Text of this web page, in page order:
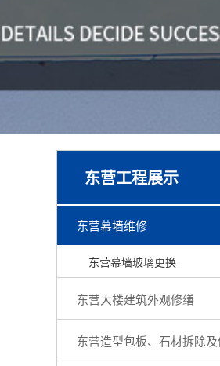
东营工程展示
东营幕墙维修
东营幕墙玻璃更换
东营‎大楼建筑外观修缮‎
东营造型包板、石材拆除